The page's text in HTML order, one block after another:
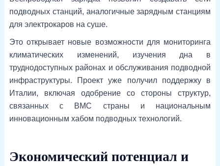
подводных станций, аналогичные зарядным станциям
для электрокаров на суше.
Это открывает новые возможности для мониторинга
климатических изменений, изучения дна в
труднодоступных районах и обслуживания подводной
инфраструктуры. Проект уже получил поддержку в
Италии, включая одобрение со стороны структур,
связанных с ВМС страны и национальным
инновационным хабом подводных технологий.
Экономический потенциал и